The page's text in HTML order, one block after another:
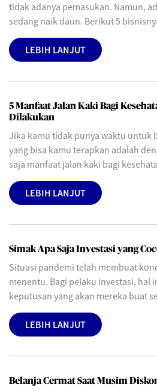
tidak adanya pemasukan. Namun,
sedang naik daun. Berikut 5
LEBIH LANJUT
5 Manfaat Jalan Kaki Bagi
Dilakukan
Jika kamu tidak punya waktu untuk
yang bisa kamu terapkan adalah
saja manfaat jalan kaki bagi
LEBIH LANJUT
Simak Apa Saja Investasi yang
Situasi pandemi telah membuat
menentu. Bagi pelaku investasi, hal
keputusan yang akan mereka buat
LEBIH LANJUT
Belanja Cermat Saat Musim